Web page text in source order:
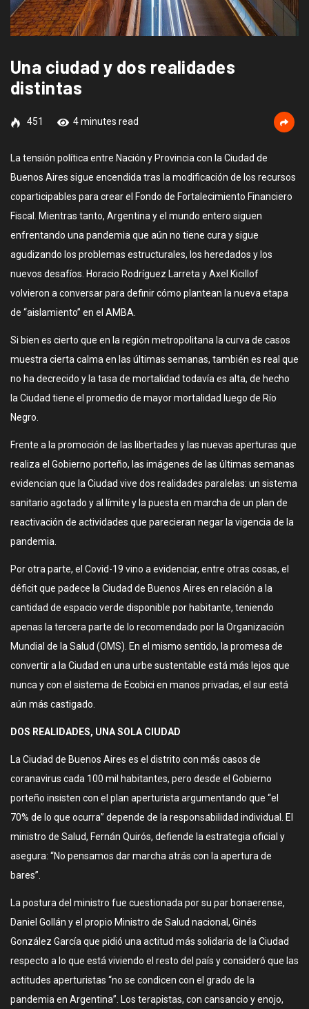
Una ciudad y dos realidades
distintas
451 4 minutes read
La tensión política entre Nación y Provincia con la Ciudad de
Buenos Aires sigue encendida tras la modificación de los recursos
coparticipables para crear el Fondo de Fortalecimiento Financiero
Fiscal. Mientras tanto, Argentina y el mundo entero siguen
enfrentando una pandemia que aún no tiene cura y sigue
agudizando los problemas estructurales, los heredados y los
nuevos desafíos. Horacio Rodríguez Larreta y Axel Kicillof
volvieron a conversar para definir cómo plantean la nueva etapa
de “aislamiento” en el AMBA.
Si bien es cierto que en la región metropolitana la curva de casos
muestra cierta calma en las últimas semanas, también es real que
no ha decrecido y la tasa de mortalidad todavía es alta, de hecho
la Ciudad tiene el promedio de mayor mortalidad luego de Río
Negro.
Frente a la promoción de las libertades y las nuevas aperturas que
realiza el Gobierno porteño, las imágenes de las últimas semanas
evidencian que la Ciudad vive dos realidades paralelas: un sistema
sanitario agotado y al límite y la puesta en marcha de un plan de
reactivación de actividades que parecieran negar la vigencia de la
pandemia.
Por otra parte, el Covid-19 vino a evidenciar, entre otras cosas, el
déficit que padece la Ciudad de Buenos Aires en relación a la
cantidad de espacio verde disponible por habitante, teniendo
apenas la tercera parte de lo recomendado por la Organización
Mundial de la Salud (OMS). En el mismo sentido, la promesa de
convertir a la Ciudad en una urbe sustentable está más lejos que
nunca y con el sistema de Ecobici en manos privadas, el sur está
aún más castigado.
DOS REALIDADES, UNA SOLA CIUDAD
La Ciudad de Buenos Aires es el distrito con más casos de
coranavirus cada 100 mil habitantes, pero desde el Gobierno
porteño insisten con el plan aperturista argumentando que “el
70% de lo que ocurra” depende de la responsabilidad individual. El
ministro de Salud, Fernán Quirós, defiende la estrategia oficial y
asegura: “No pensamos dar marcha atrás con la apertura de
bares”.
La postura del ministro fue cuestionada por su par bonaerense,
Daniel Gollán y el propio Ministro de Salud nacional, Ginés
González García que pidió una actitud más solidaria de la Ciudad
respecto a lo que está viviendo el resto del país y consideró que las
actitudes aperturistas “no se condicen con el grado de la
pandemia en Argentina”. Los terapistas, con cansancio y enojo,